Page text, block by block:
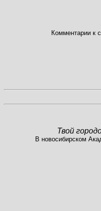
Комментарии к
Твой
В новосибирском